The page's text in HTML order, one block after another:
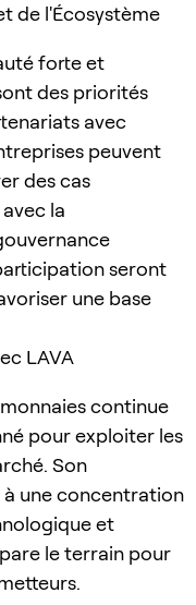
de l'Écosystème
forte et
des priorités
avec
peuvent
des cas
la
seront
une base
LAVA
continue
pour exploiter les
Son
une concentration
et
le terrain pour